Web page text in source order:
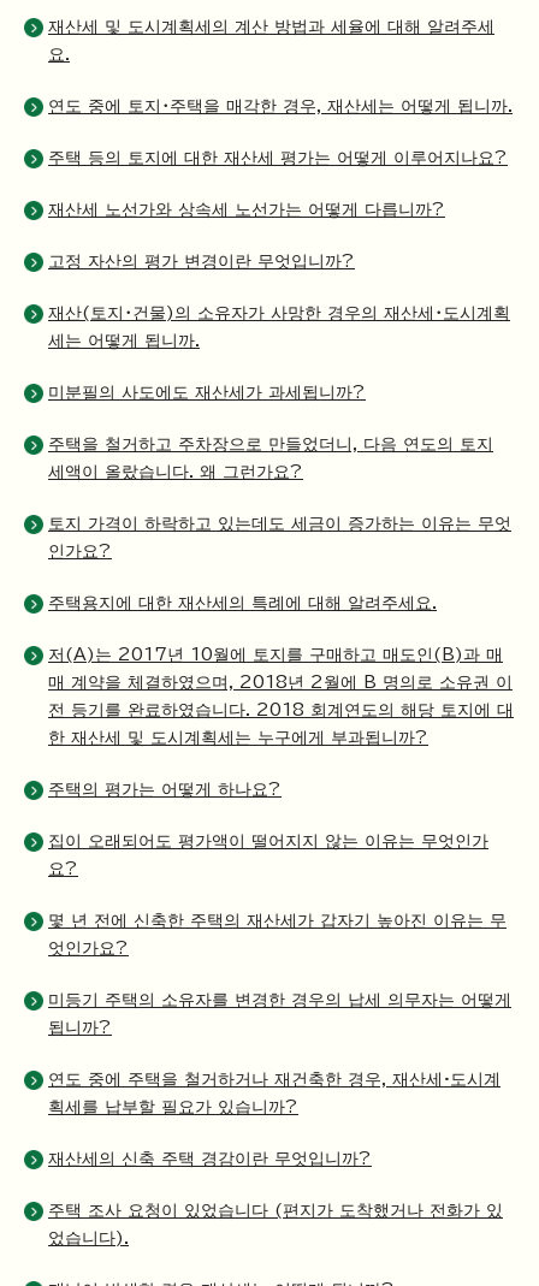
재산세 및 도시계획세의 계산 방법과 세율에 대해 알려주세
요.
연도 중에 토지・주택을 매각한 경우, 재산세는 어떻게 됩니까.
주택 등의 토지에 대한 재산세 평가는 어떻게 이루어지나요?
재산세 노선가와 상속세 노선가는 어떻게 다릅니까?
고정 자산의 평가 변경이란 무엇입니까?
재산(토지・건물)의 소유자가 사망한 경우의 재산세・도시계획
세는 어떻게 됩니까.
미분필의 사도에도 재산세가 과세됩니까?
주택을 철거하고 주차장으로 만들었더니, 다음 연도의 토지
세액이 올랐습니다. 왜 그런가요?
토지 가격이 하락하고 있는데도 세금이 증가하는 이유는 무엇
인가요?
주택용지에 대한 재산세의 특례에 대해 알려주세요.
저(A)는 2017년 10월에 토지를 구매하고 매도인(B)과 매
매 계약을 체결하였으며, 2018년 2월에 B 명의로 소유권 이
전 등기를 완료하였습니다. 2018 회계연도의 해당 토지에 대
한 재산세 및 도시계획세는 누구에게 부과됩니까?
주택의 평가는 어떻게 하나요?
집이 오래되어도 평가액이 떨어지지 않는 이유는 무엇인가
요?
몇 년 전에 신축한 주택의 재산세가 갑자기 높아진 이유는 무
엇인가요?
미등기 주택의 소유자를 변경한 경우의 납세 의무자는 어떻게
됩니까?
연도 중에 주택을 철거하거나 재건축한 경우, 재산세·도시계
획세를 납부할 필요가 있습니까?
재산세의 신축 주택 경감이란 무엇입니까?
주택 조사 요청이 있었습니다 (편지가 도착했거나 전화가 있
었습니다).